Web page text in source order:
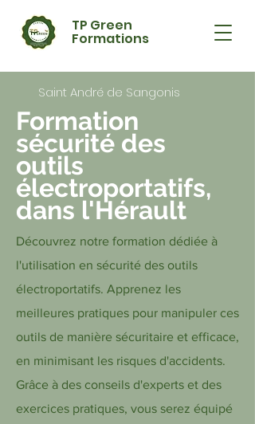
TP Green
Formations
Saint André de Sangonis
Formation
sécurité des
outils
électroportatifs,
dans l'Hérault
Découvrez notre formation dédiée à
l'utilisation en sécurité des outils
électroportatifs. Apprenez les
meilleures pratiques pour manipuler ces
outils de manière sécuritaire et efficace,
en minimisant les risques d'accidents.
Grâce à des conseils d'experts et des
exercices pratiques, vous serez équipé